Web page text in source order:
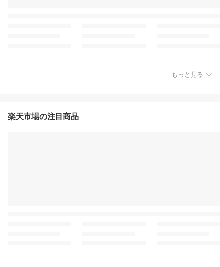
もっと見る
楽天市場の注目商品